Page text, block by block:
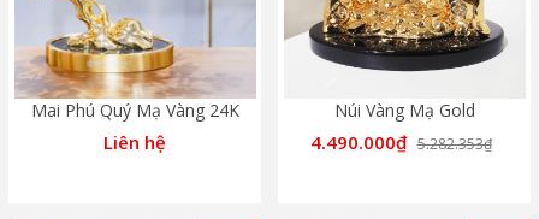
Mai Phú Quý Mạ Vàng 24K
Liên hệ
Núi Vàng Mạ Gold
4.490.000₫ 5.282.353₫